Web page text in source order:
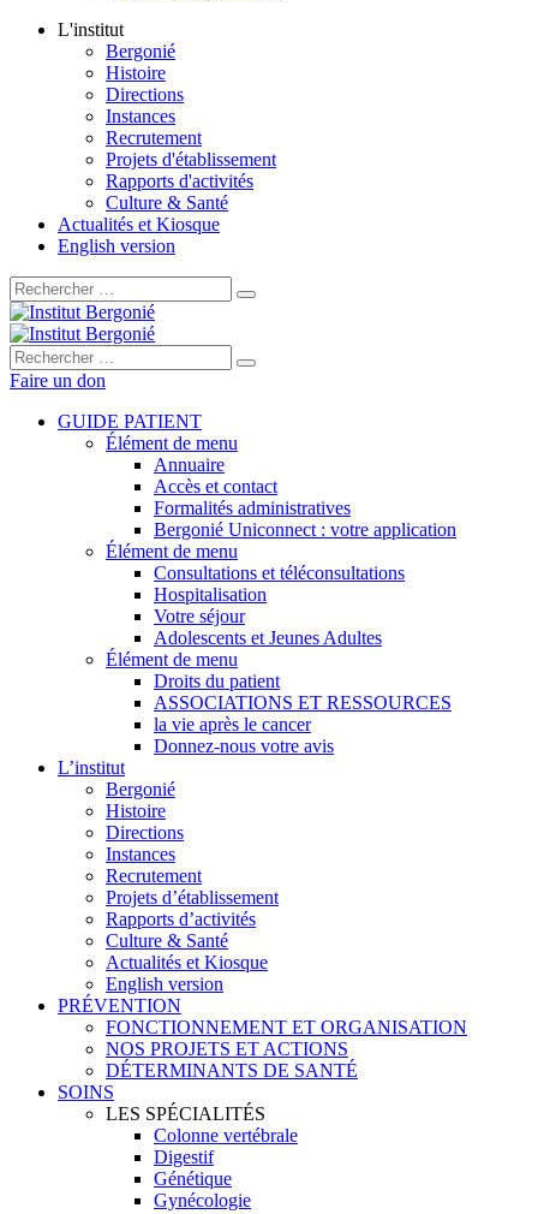
L'institut
Bergonié
Histoire
Directions
Instances
Recrutement
Projets d'établissement
Rapports d'activités
Culture & Santé
Actualités et Kiosque
English version
Rechercher :
Rechercher :
Faire un don
GUIDE PATIENT
Élément de menu
Annuaire
Accès et contact
Formalités administratives
Bergonié Uniconnect : votre application
Élément de menu
Consultations et téléconsultations
Hospitalisation
Votre séjour
Adolescents et Jeunes Adultes
Élément de menu
Droits du patient
ASSOCIATIONS ET RESSOURCES
la vie après le cancer
Donnez-nous votre avis
L’institut
Bergonié
Histoire
Directions
Instances
Recrutement
Projets d’établissement
Rapports d’activités
Culture & Santé
Actualités et Kiosque
English version
PRÉVENTION
FONCTIONNEMENT ET ORGANISATION
NOS PROJETS ET ACTIONS
DÉTERMINANTS DE SANTÉ
SOINS
LES SPÉCIALITÉS
Colonne vertébrale
Digestif
Génétique
Gynécologie